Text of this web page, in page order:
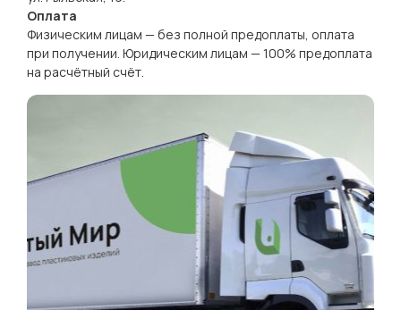
Оплата
Физическим лицам — без полной предоплаты, оплата
при получении. Юридическим лицам — 100% предоплата
на расчётный счёт.